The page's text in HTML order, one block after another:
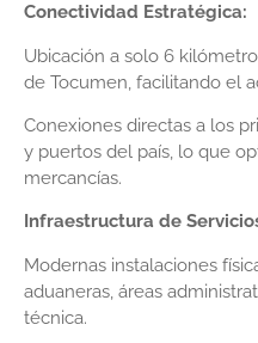
Conectividad Estratégica:
Ubicación a solo 6
de Tocumen, facilitando el
Conexiones directas a los
y puertos del país, lo que
mercancías.
Infraestructura de
Modernas instalaciones
aduaneras, áreas
técnica.